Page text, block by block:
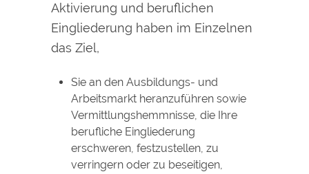
Aktivierung und beruflichen
Eingliederung haben im Einzelnen
das Ziel,
Sie an den Ausbildungs- und
Arbeitsmarkt heranzuführen sowie
Vermittlungshemmnisse, die Ihre
berufliche Eingliederung
erschweren, festzustellen, zu
verringern oder zu beseitigen,